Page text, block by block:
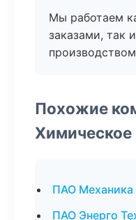
Мы работаем
заказами, так
Похожие
Химическое
ПАО
ПАО Энерго